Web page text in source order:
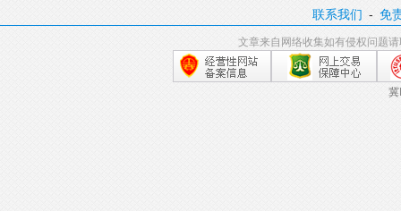
联系我们 -免
文章来自网络收集如有侵权问题